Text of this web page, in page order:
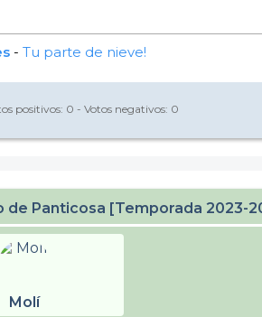
- Tu parte de nieve!
positivos: 0 - Votos negativos: 0
de Panticosa [Temporada 2023-
Molí